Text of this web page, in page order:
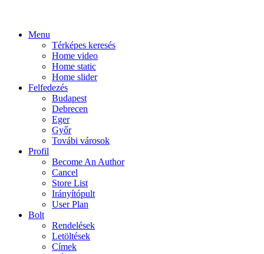
Menu
Térképes keresés
Home video
Home static
Home slider
Felfedezés
Budapest
Debrecen
Eger
Győr
Továbi városok
Profil
Become An Author
Cancel
Store List
Irányítópult
User Plan
Bolt
Rendelések
Letöltések
Címek